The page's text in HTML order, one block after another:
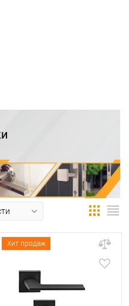
Хит продаж